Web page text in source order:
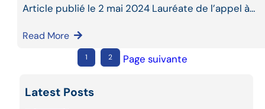
Article publié le 2 mai 2024 Lauréate de l’appel à…
Read More
1 2 Page suivante
Latest Posts